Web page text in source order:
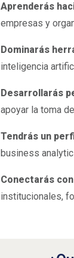
Aprenderás
empresas y
Dominarás
inteligencia
Desarrollarás
apoyar la toma
Tendrás un
business
Conectarás
institucionales,